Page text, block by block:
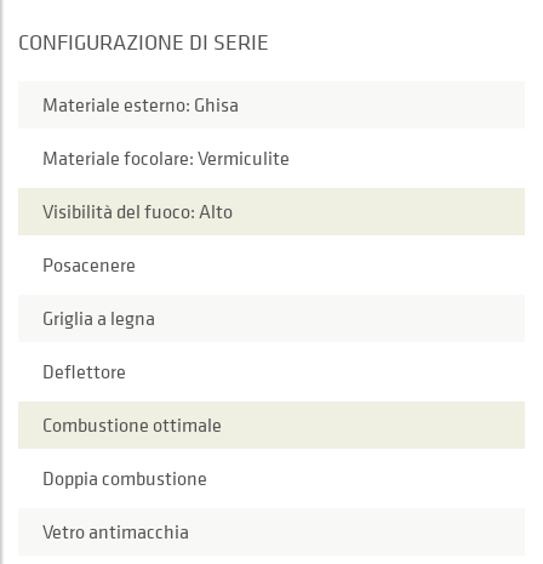
CONFIGURAZIONE DI SERIE
Materiale esterno: Ghisa
Materiale focolare: Vermiculite
Visibilità del fuoco: Alto
Posacenere
Griglia a legna
Deflettore
Combustione ottimale
Doppia combustione
Vetro antimacchia